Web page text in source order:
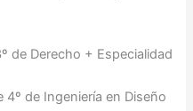
de Derecho + Especialidad
de Ingeniería en Diseño